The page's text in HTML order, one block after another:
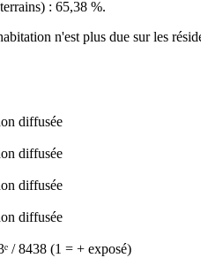
: 65,38 %.
n'est plus due sur les
diffusée
diffusée
diffusée
diffusée
ᵉ /8438 (1 = + exposé)